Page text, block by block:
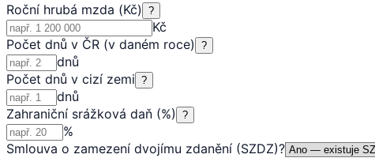
Roční hrubá mzda (Kč)
?
Kč
Počet dnů v ČR (v daném roce)
?
dnů
Počet dnů v cizí zemi ?
dnů
Zahraniční srážková daň (%)
?
%
Smlouva o zamezení dvojímu zdanění (SZDZ)?